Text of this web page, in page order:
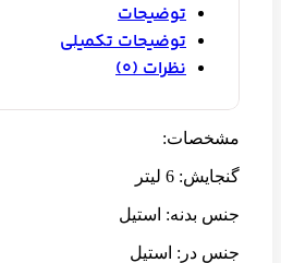
توضیحات
توضیحات تکمیلی
نظرات (0)
مشخصات:
گنجایش: 6 لیتر
جنس بدنه: استیل
جنس در: استیل